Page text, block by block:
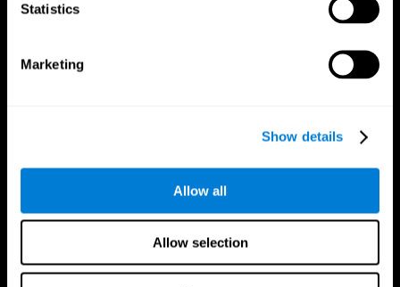
Statistics
Marketing
Show details
Allow all
Allow selection
App CogniFit